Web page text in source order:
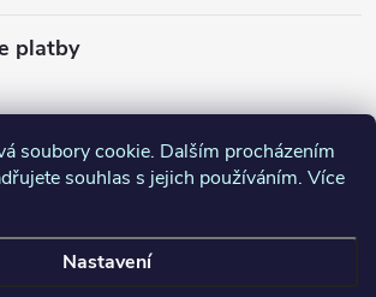
soubory cookie. Dalším procházením
souhlas s jejich používáním. Více
Nastavení
platby